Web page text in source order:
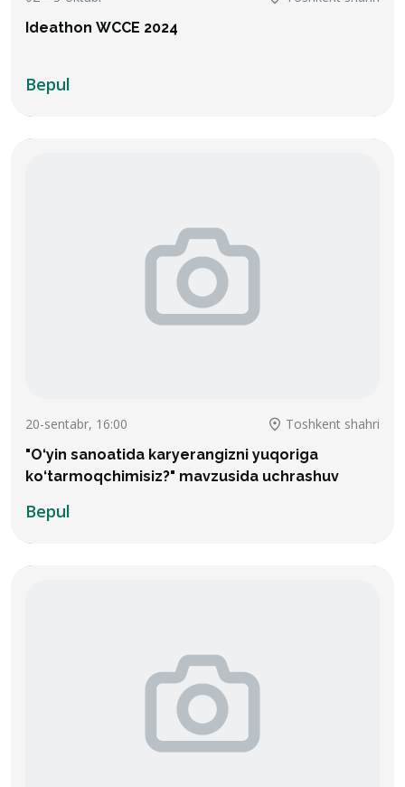
Ideathon WCCE 2024
Bepul
20-sentabr, 16:00
Toshkent shahri
"O‘yin sanoatida karyerangizni yuqoriga
ko‘tarmoqchimisiz?" mavzusida uchrashuv
Bepul